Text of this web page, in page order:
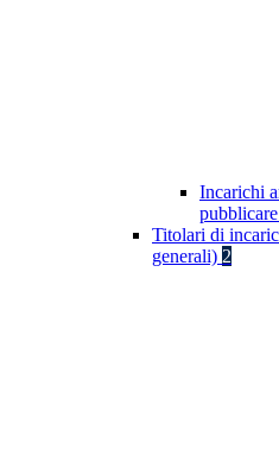
Incarichi
Titolari di
generali) 2